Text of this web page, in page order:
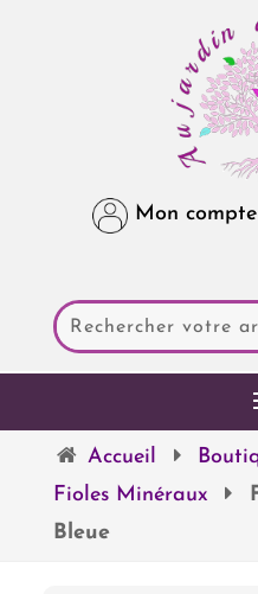
Mon compte
Accueil
Fioles Minéraux
Bleue